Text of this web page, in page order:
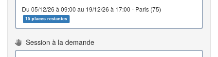
du 05/12/26 à 09:00 au 19/12/26 à 17:00 - Paris (75)
15 places restantes
Session à la demande